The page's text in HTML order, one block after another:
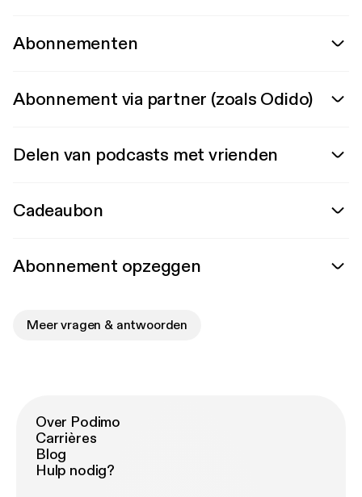
Abonnementen
Abonnement via partner (zoals Odido)
Delen van podcasts met vrienden
Cadeaubon
Abonnement opzeggen
Meer vragen & antwoorden
Over Podimo
Carrières
Blog
Hulp nodig?